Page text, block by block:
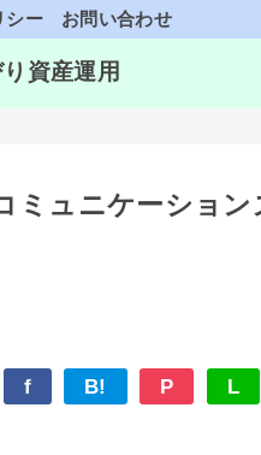
シー お問い合わせ
資産運用
ミュニケーショ
f B! P L